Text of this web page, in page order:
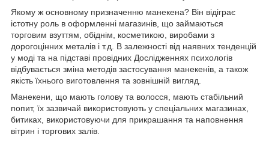
Якому ж основному призначенню манекена? Він відіграє
істотну роль в оформленні магазинів, що займаються
торговим взуттям, обіднім, косметикою, виробами з
дорогоцінних металів і т.д. В залежності від наявних тенденцій
у моді та на підставі провідних Дослідженнях психологів
відбувається зміна методів застосування манекенів, а також
якість їхнього виготовлення та зовнішній вигляд.
Манекени, що мають голову та волосся, мають стабільний
попит, їх зазвичай використовують у спеціальних магазинах,
битиках, використовуючи для прикрашання та наповнення
вітрин і торгових залів.